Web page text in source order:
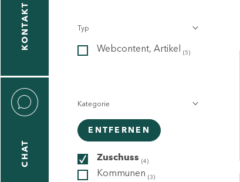
KONTAKT
CHAT
Typ
Webcontent, Artikel (5)
Kategorie
ENTFERNEN
Zuschuss (4)
Kommunen (3)